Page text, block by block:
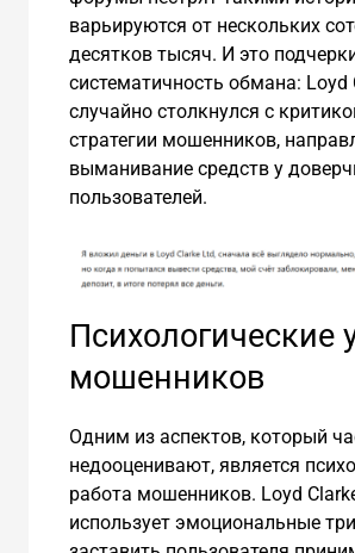
варьируются от нескольких
десятков тысяч. И это
систематичность обмана: Loyd
случайно столкнулся с
стратегии мошенников,
выманивание средств у
пользователей.
Психологические
мошенников
Одним из аспектов, который
недооценивают, является
работа мошенников. Loyd
использует эмоциональные